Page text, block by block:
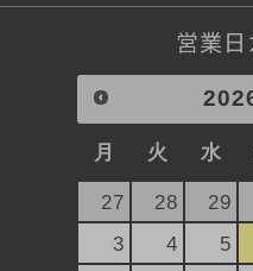
営業日
月 火 水
27 28 29
3
4 5
ぐい呑み純
ぐい呑み大
テリーヌザ
桜東風（さ
デコレーショ
ストロベリ
オプション